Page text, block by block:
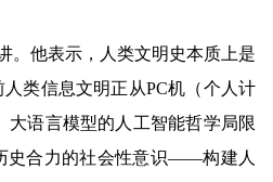
他表示，人类文明史本质上是
类信息文明正从PC机（个人计
大语言模型的人工智能哲学局限
史合力的社会性意识——构建人